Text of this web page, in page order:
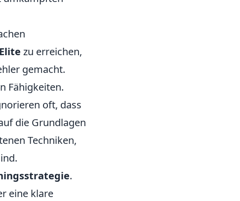
zu erreichen,
gemacht.
Fähigkeiten.
oft, dass
die Grundlagen
Techniken,
.
eine klare